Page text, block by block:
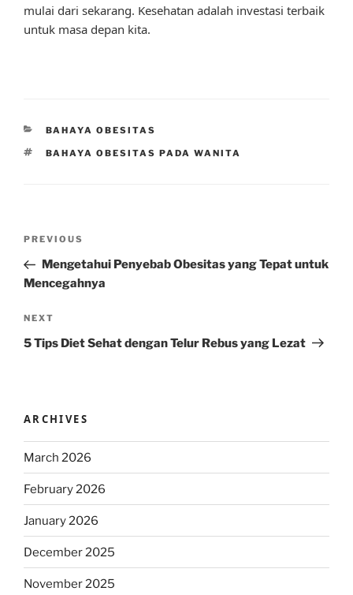
mulai dari sekarang. Kesehatan adalah investasi terbaik
untuk masa depan kita.
CATEGORIES
BAHAYA OBESITAS
TAGS
BAHAYA OBESITAS PADA WANITA
Previous
Post
PREVIOUS
Mengetahui Penyebab Obesitas yang Tepat untuk
Mencegahnya
Next
Post
NEXT
5 Tips Diet Sehat dengan Telur Rebus yang Lezat
ARCHIVES
March 2026
February 2026
January 2026
December 2025
November 2025